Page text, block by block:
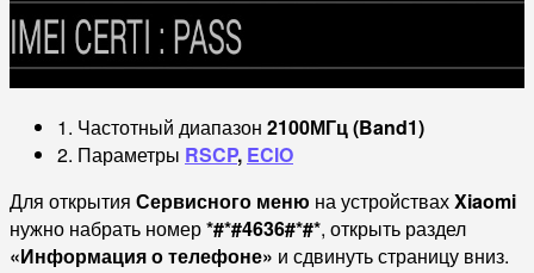
1. Частотный диапазон 2100МГц (Band1)
2. Параметры RSCP, EClO
Для открытия Сервисного меню на устройствахXiaomi
нужно набрать номер*#*#4636#*#*, открыть раздел
«Информация о телефоне» и сдвинуть страницу вниз.